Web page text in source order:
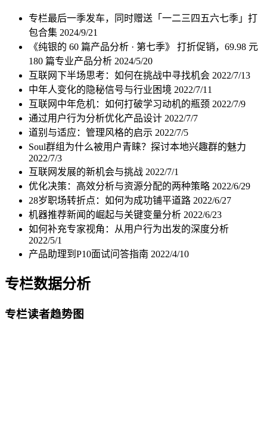
专栏最后一季发车，同时赠送「一二三四五六七季」打
包合集 2024/9/21
《纯银的 60 篇产品分析 · 第七季》 打折促销，69.98 元
180 篇专业产品分析 2024/5/20
互联网下半场思考：如何在挑战中寻找机会 2022/7/13
中年人变化的隐秘信号与行业困境 2022/7/11
互联网中年危机：如何打破学习动机的瓶颈 2022/7/9
通过用户行为分析优化产品设计 2022/7/7
道别与适应：管理风格的启示 2022/7/5
Soul群组为什么被用户青睐？探讨本地兴趣群的魅力
2022/7/3
互联网发展的新机会与挑战 2022/7/1
优化决策：高效分析与资源分配的两种策略 2022/6/29
28岁职场转折点：如何为成功铺平道路 2022/6/27
机器推荐新闻的崛起与关键变量分析 2022/6/23
如何补充专家视角：从用户行为出发的深度分析
2022/5/1
产品助理到P10面试问答指南 2022/4/10
专栏数据分析
专栏读者趋势图